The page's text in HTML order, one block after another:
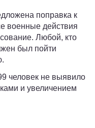
поправка к
военные действия
Любой, кто
был пойти
человек не выявило
и увеличением